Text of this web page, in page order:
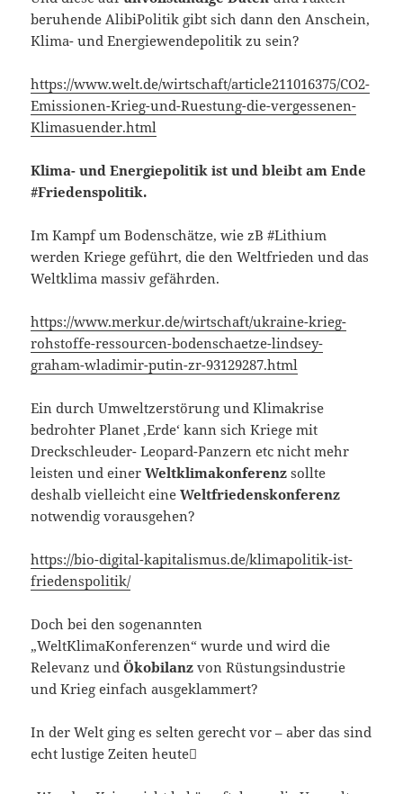
beruhende AlibiPolitik gibt sich dann den Anschein,
Klima- und Energiewendepolitik zu sein?
https://www.welt.de/wirtschaft/article211016375/CO2-
Emissionen-Krieg-und-Ruestung-die-vergessenen-
Klimasuender.html
Klima- und Energiepolitik ist und bleibt am Ende
#Friedenspolitik.
Im Kampf um Bodenschätze, wie zB #Lithium
werden Kriege geführt, die den Weltfrieden und das
Weltklima massiv gefährden.
https://www.merkur.de/wirtschaft/ukraine-krieg-
rohstoffe-ressourcen-bodenschaetze-lindsey-
graham-wladimir-putin-zr-93129287.html
Ein durch Umweltzerstörung und Klimakrise
bedrohter Planet ‚Erde‘ kann sich Kriege mit
Dreckschleuder- Leopard-Panzern etc nicht mehr
leisten und einerWeltklimakonferenz sollte
deshalb vielleicht eineWeltfriedenskonferenz
notwendig vorausgehen?
https://bio-digital-kapitalismus.de/klimapolitik-ist-
friedenspolitik/
Doch bei den sogenannten
„WeltKlimaKonferenzen“ wurde und wird die
Relevanz undÖkobilanz von Rüstungsindustrie
und Krieg einfach ausgeklammert?
In der Welt ging es selten gerecht vor – aber das sind
echt lustige Zeiten heute